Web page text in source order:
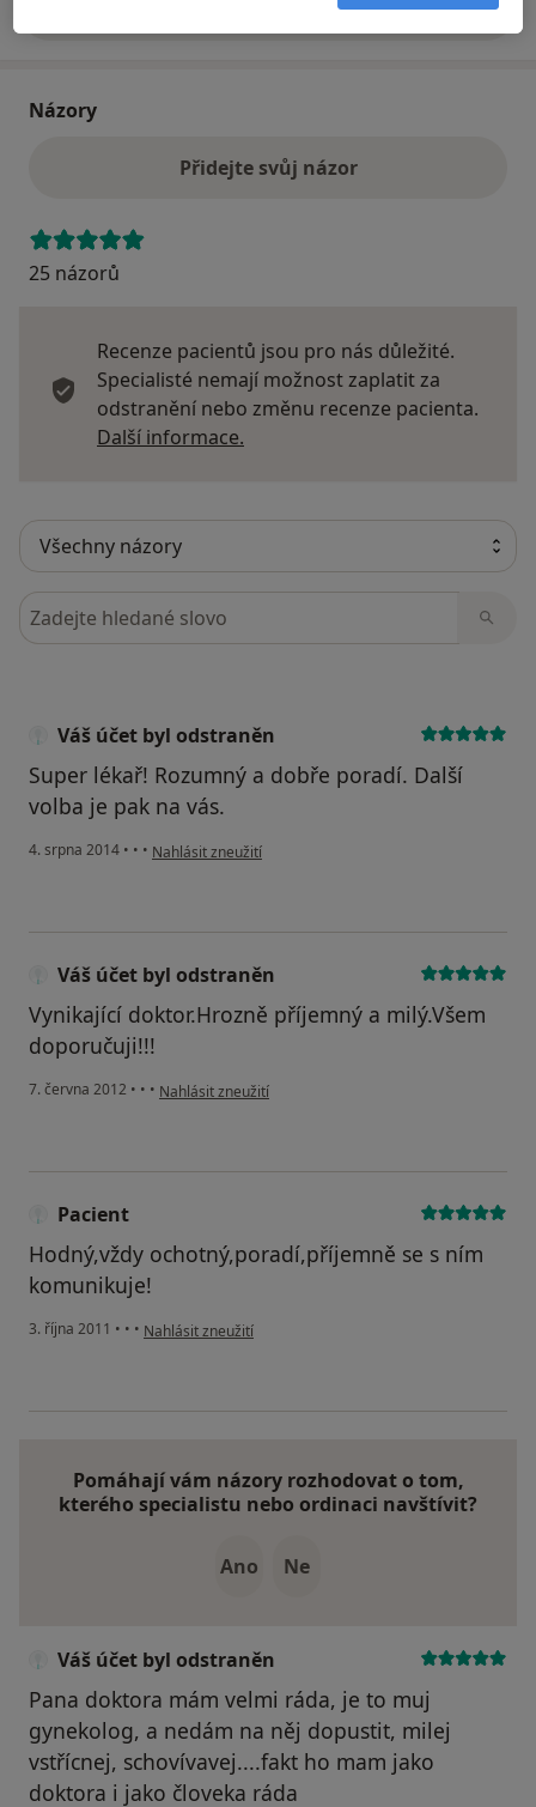
Názory
Přidejte svůj názor
25 názorů
Recenze pacientů jsou pro nás důležité.
Specialisté nemají možnost zaplatit za
odstranění nebo změnu recenze pacienta.
Další informace.
Hledejte v názorech
Váš účet byl odstraněn
Super lékař! Rozumný a dobře poradí. Další
volba je pak na vás.
4. srpna 2014 • • • podle názoru uživatele Váš účet byl odstraněn
Nahlásit zneužití
Váš účet byl odstraněn
Vynikající doktor.Hrozně příjemný a milý.Všem
doporučuji!!!
7. června 2012 • • • podle názoru uživatele Váš účet byl odstraněn
Nahlásit zneužití
Pacient
Hodný,vždy ochotný,poradí,příjemně se s ním
komunikuje!
3. října 2011 • • • podle názoru uživatele Pacient
Nahlásit zneužití
Pomáhají vám názory rozhodovat o tom,
kterého specialistu nebo ordinaci navštívit?
Ano Ne
Váš účet byl odstraněn
Pana doktora mám velmi ráda, je to muj
gynekolog, a nedám na něj dopustit, milej
vstřícnej, schovívavej....fakt ho mam jako
doktora i jako človeka ráda